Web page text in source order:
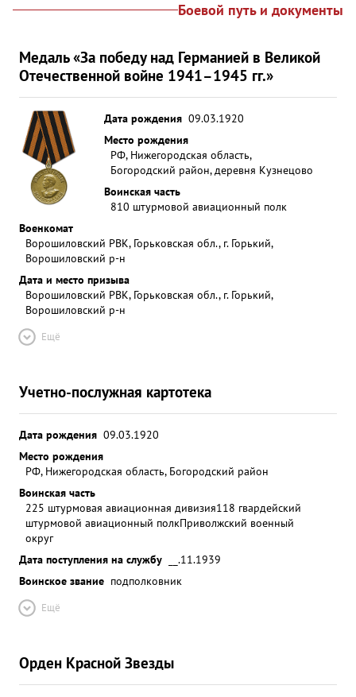
Боевой путь и документы
Медаль «За победу над Германией в Великой
Отечественной войне 1941–1945 гг.»
Дата рождения 09.03.1920
Место рождения
РФ, Нижегородская область,
Богородский район, деревня Кузнецово
Воинская часть
810 штурмовой авиационный полк
Военкомат
Ворошиловский РВК, Горьковская обл., г. Горький,
Ворошиловский р-н
Дата и место призыва
Ворошиловский РВК, Горьковская обл., г. Горький,
Ворошиловский р-н
Ещё
Учетно-послужная картотека
Дата рождения 09.03.1920
Место рождения
РФ, Нижегородская область, Богородский район
Воинская часть
225 штурмовая авиационная дивизия118 гвардейский
штурмовой авиационный полкПриволжский военный
округ
Дата поступления на службу
__.11.1939
Воинское звание подполковник
Ещё
Орден Красной Звезды